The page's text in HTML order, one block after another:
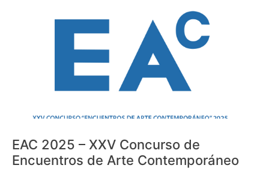
EAC 2025 – XXV Concurso de
Encuentros de Arte Contemporáneo